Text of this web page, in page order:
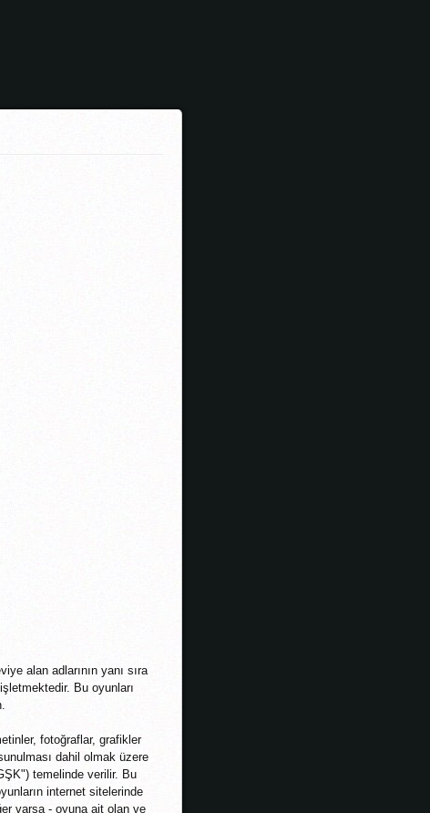
alan adlarının yanı sıra
Bu oyunları
fotoğraflar, grafikler
dahil olmak üzere
temelinde verilir. Bu
internet sitelerinde
varsa - oyuna ait olan ve